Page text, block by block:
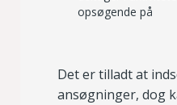
opsøgende på
Det er tilladt at
ansøgninger, dog